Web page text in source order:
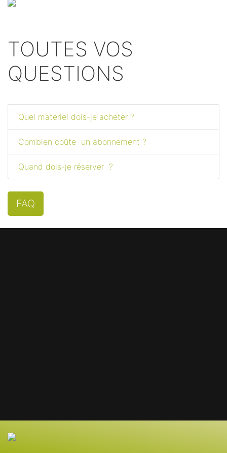
TOUTES VOS
QUESTIONS
Quel materiel dois-je acheter ?
Combien coûte un abonnement ?
Quand dois-je réserver ?
FAQ